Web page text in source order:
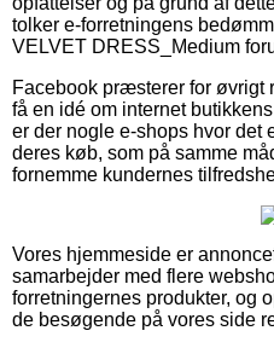
tolker e-forretningens
VELVET DRESS_Medium
Facebook præsterer for øvrigt
få en idé om internet
er der nogle e-shops hvor det
deres køb, som på samme
fornemme kundernes
Vores hjemmeside er
samarbejder med flere
forretningernes produkter, og
de besøgende på vores side